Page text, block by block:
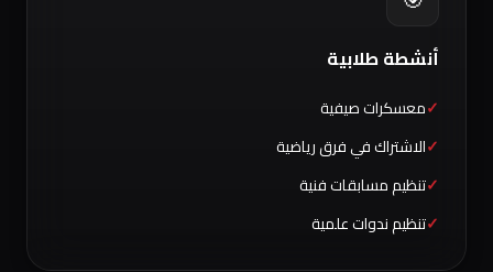
أنشطة طلابية
معسكرات صيفية
الاشتراك في فرق رياضية
تنظيم مسابقات فنية
تنظيم ندوات علمية